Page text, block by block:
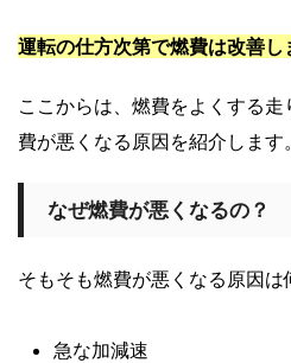
運転の仕方次第で燃費は改善し
ここからは、燃費をよくする
費が悪くなる原因を紹介します。
なぜ燃費が悪くなるの？
そもそも燃費が悪くなる原因は
急な加減速